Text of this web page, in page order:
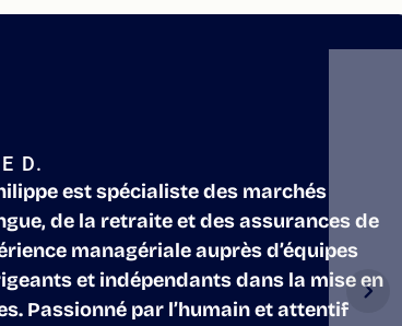
D.
est spécialiste des marchés
de la retraite et des assurances de
managériale auprès d’équipes
et indépendants dans la mise en
Passionné par l’humain et attentif